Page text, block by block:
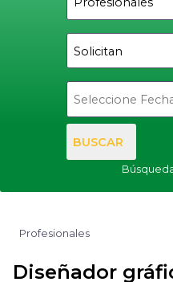
BUSCAR
Profesionales
Diseñador